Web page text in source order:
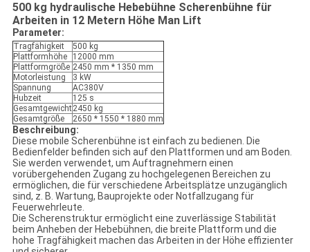
500 kg hydraulische Hebebühne Scherenbühne für
Arbeiten in 12 Metern Höhe Man Lift
Parameter:
Tragfähigkeit
500 kg
Plattformhöhe
12000 mm
Plattformgröße 2450 mm * 1350 mm
Motorleistung
3 kW
Spannung
AC380V
Hubzeit
125 s
Gesamtgewicht2450 kg
Gesamtgröße
2650 * 1550 * 1880 mm
Beschreibung:
Diese mobile Scherenbühne ist einfach zu bedienen. Die
Bedienfelder befinden sich auf den Plattformen und am Boden.
Sie werden verwendet, um Auftragnehmern einen
vorübergehenden Zugang zu hochgelegenen Bereichen zu
ermöglichen, die für verschiedene Arbeitsplätze unzugänglich
sind, z. B. Wartung, Bauprojekte oder Notfallzugang für
Feuerwehrleute.
Die Scherenstruktur ermöglicht eine zuverlässige Stabilität
beim Anheben der Hebebühnen, die breite Plattform und die
hohe Tragfähigkeit machen das Arbeiten in der Höhe effizienter